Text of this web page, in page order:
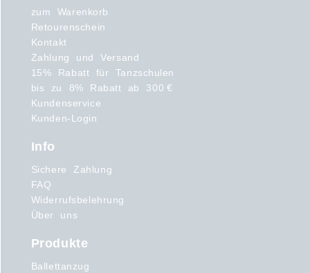
zum Warenkorb
Retourenschein
Kontakt
Zahlung und Versand
15% Rabatt für Tanzschulen
bis zu 8% Rabatt ab 300 €
Kundenservice
Kunden-Login
Info
Sichere Zahlung
FAQ
Widerrufsbelehrung
Über uns
Produkte
Ballettanzug